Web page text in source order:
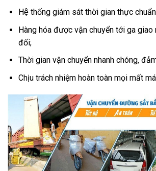
Hệ thống giám sát thời gian thực
Hàng hóa được vận chuyển tới ga giao
đối;
Thời gian vận chuyển nhanh chóng,
Chịu trách nhiệm hoàn toàn mọi mất